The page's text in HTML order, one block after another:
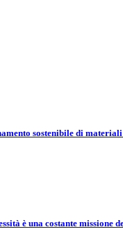
sostenibile di materiali
è una costante missione